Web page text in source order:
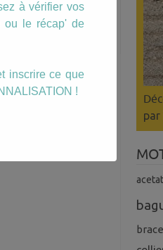
par
à vérifier vos
ou le récap' de
inscrire ce que
!